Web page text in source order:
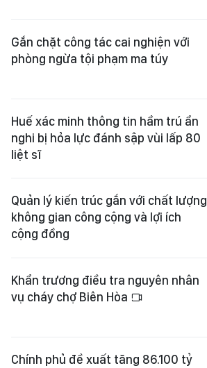
Gắn chặt công tác cai nghiện với
phòng ngừa tội phạm ma túy
Huế xác minh thông tin hầm trú ẩn
nghi bị hỏa lực đánh sập vùi lấp 80
liệt sĩ
Quản lý kiến trúc gắn với chất lượng
không gian công cộng và lợi ích
cộng đồng
Khẩn trương điều tra nguyên nhân
vụ cháy chợ Biên Hòa
Chính phủ đề xuất tăng 86.100 tỷ